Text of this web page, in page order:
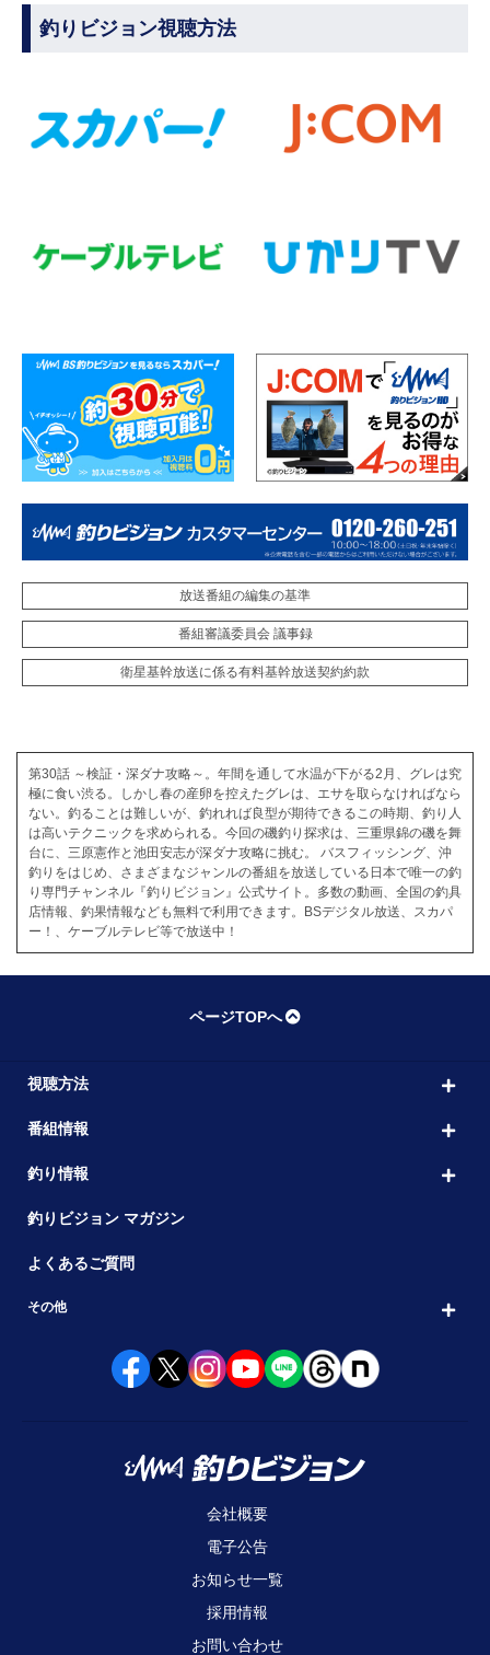
釣りビジョン視聴方法
放送番組の編集の基準
番組審議委員会 議事録
衛星基幹放送に係る有料基幹放送契約約款
第30話 ～検証・深ダナ攻略～。年間を通して水温が下がる2月、グレは究
極に食い渋る。しかし春の産卵を控えたグレは、エサを取らなければなら
ない。釣ることは難しいが、釣れれば良型が期待できるこの時期、釣り人
は高いテクニックを求められる。今回の磯釣り探求は、三重県錦の磯を舞
台に、三原憲作と池田安志が深ダナ攻略に挑む。 バスフィッシング、沖
釣りをはじめ、さまざまなジャンルの番組を放送している日本で唯一の釣
り専門チャンネル『釣りビジョン』公式サイト。多数の動画、全国の釣具
店情報、釣果情報なども無料で利用できます。BSデジタル放送、スカパ
ー！、ケーブルテレビ等で放送中！
ページTOPへ
視聴方法
番組情報
釣り情報
釣りビジョン マガジン
よくあるご質問
その他
会社概要
電子公告
お知らせ一覧
採用情報
お問い合わせ